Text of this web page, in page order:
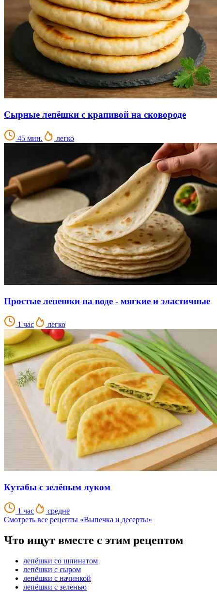
Сырные лепёшки с крапивой на сковороде
45 мин. легко
Простые лепешки на воде - мягкие и эластичные
1 час легко
Кутабы с зелёным луком
1 час
средне
Смотреть все рецепты «Выпечка и десерты»
Что ищут вместе с этим рецептом
лепёшки со шпинатом
лепёшки с сыром
лепёшки с начинкой
лепёшки с зеленью